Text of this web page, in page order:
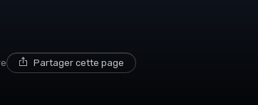
Partager cette page